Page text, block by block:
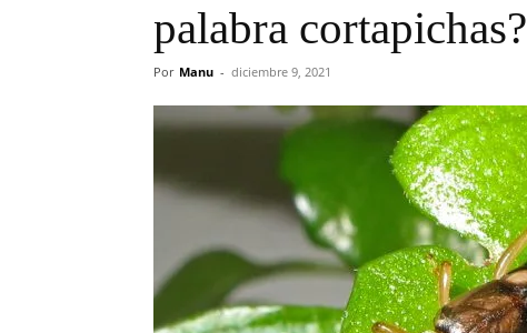
palabra cortapichas?
Por Manu - diciembre 9, 2021